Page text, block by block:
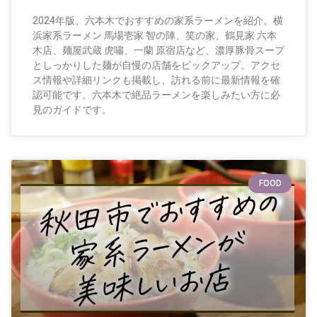
2024年版、六本木でおすすめの家系ラーメンを紹介。横
浜家系ラーメン 馬場壱家 智の陣、笑の家、鶴見家 六本
木店、麺屋武蔵 虎嘯、一蘭 原宿店など、濃厚豚骨スープ
としっかりした麺が自慢の店舗をピックアップ。アクセ
ス情報や詳細リンクも掲載し、訪れる前に最新情報を確
認可能です。六本木で絶品ラーメンを楽しみたい方に必
見のガイドです。
FOOD